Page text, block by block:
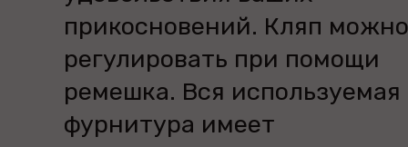
прикосновений. Кляп можно
регулировать при помощи
ремешка. Вся используемая
фурнитура имеет